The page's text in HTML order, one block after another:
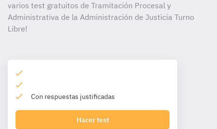
varios test gratuitos de Tramitación Procesal y
Administrativa de la Administración de Justicia Turno
Libre!
Con respuestas justificadas
Hacer test